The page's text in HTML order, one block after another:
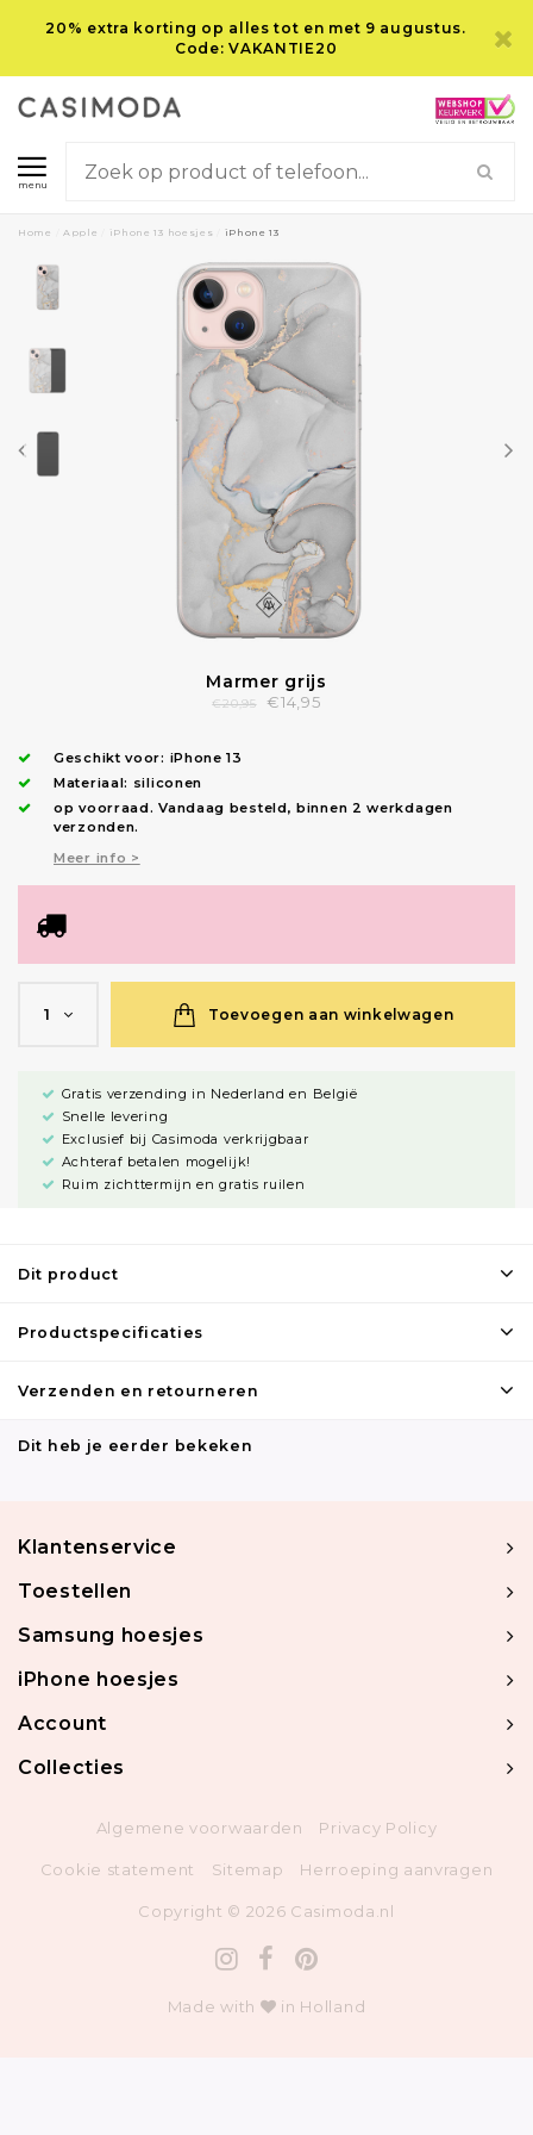
20% extra korting op alles tot en met 9 augustus.
Code: VAKANTIE20
menu
Home Apple iPhone 13 hoesjes iPhone 13
Marmer grijs
€20,95 €14,95
Geschikt voor: iPhone 13
Materiaal: siliconen
op voorraad.Vandaag besteld, binnen 2 werkdagen
verzonden.
Meer info >
1 Toevoegen aan winkelwagen
Gratis verzending in Nederland en België
Snelle levering
Exclusief bij Casimoda verkrijgbaar
Achteraf betalen mogelijk!
Ruim zichttermijn en gratis ruilen
Dit product
Productspecificaties
Verzenden en retourneren
Dit heb je eerder bekeken
Klantenservice
Toestellen
Samsung hoesjes
iPhone hoesjes
Account
Collecties
Algemene voorwaarden Privacy Policy
Cookie statement Sitemap Herroeping aanvragen
Copyright © 2026 Casimoda.nl
Made with in Holland